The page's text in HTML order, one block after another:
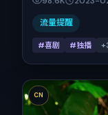
2023-02-28，正
流量提醒
#喜剧 #独播 +
CN